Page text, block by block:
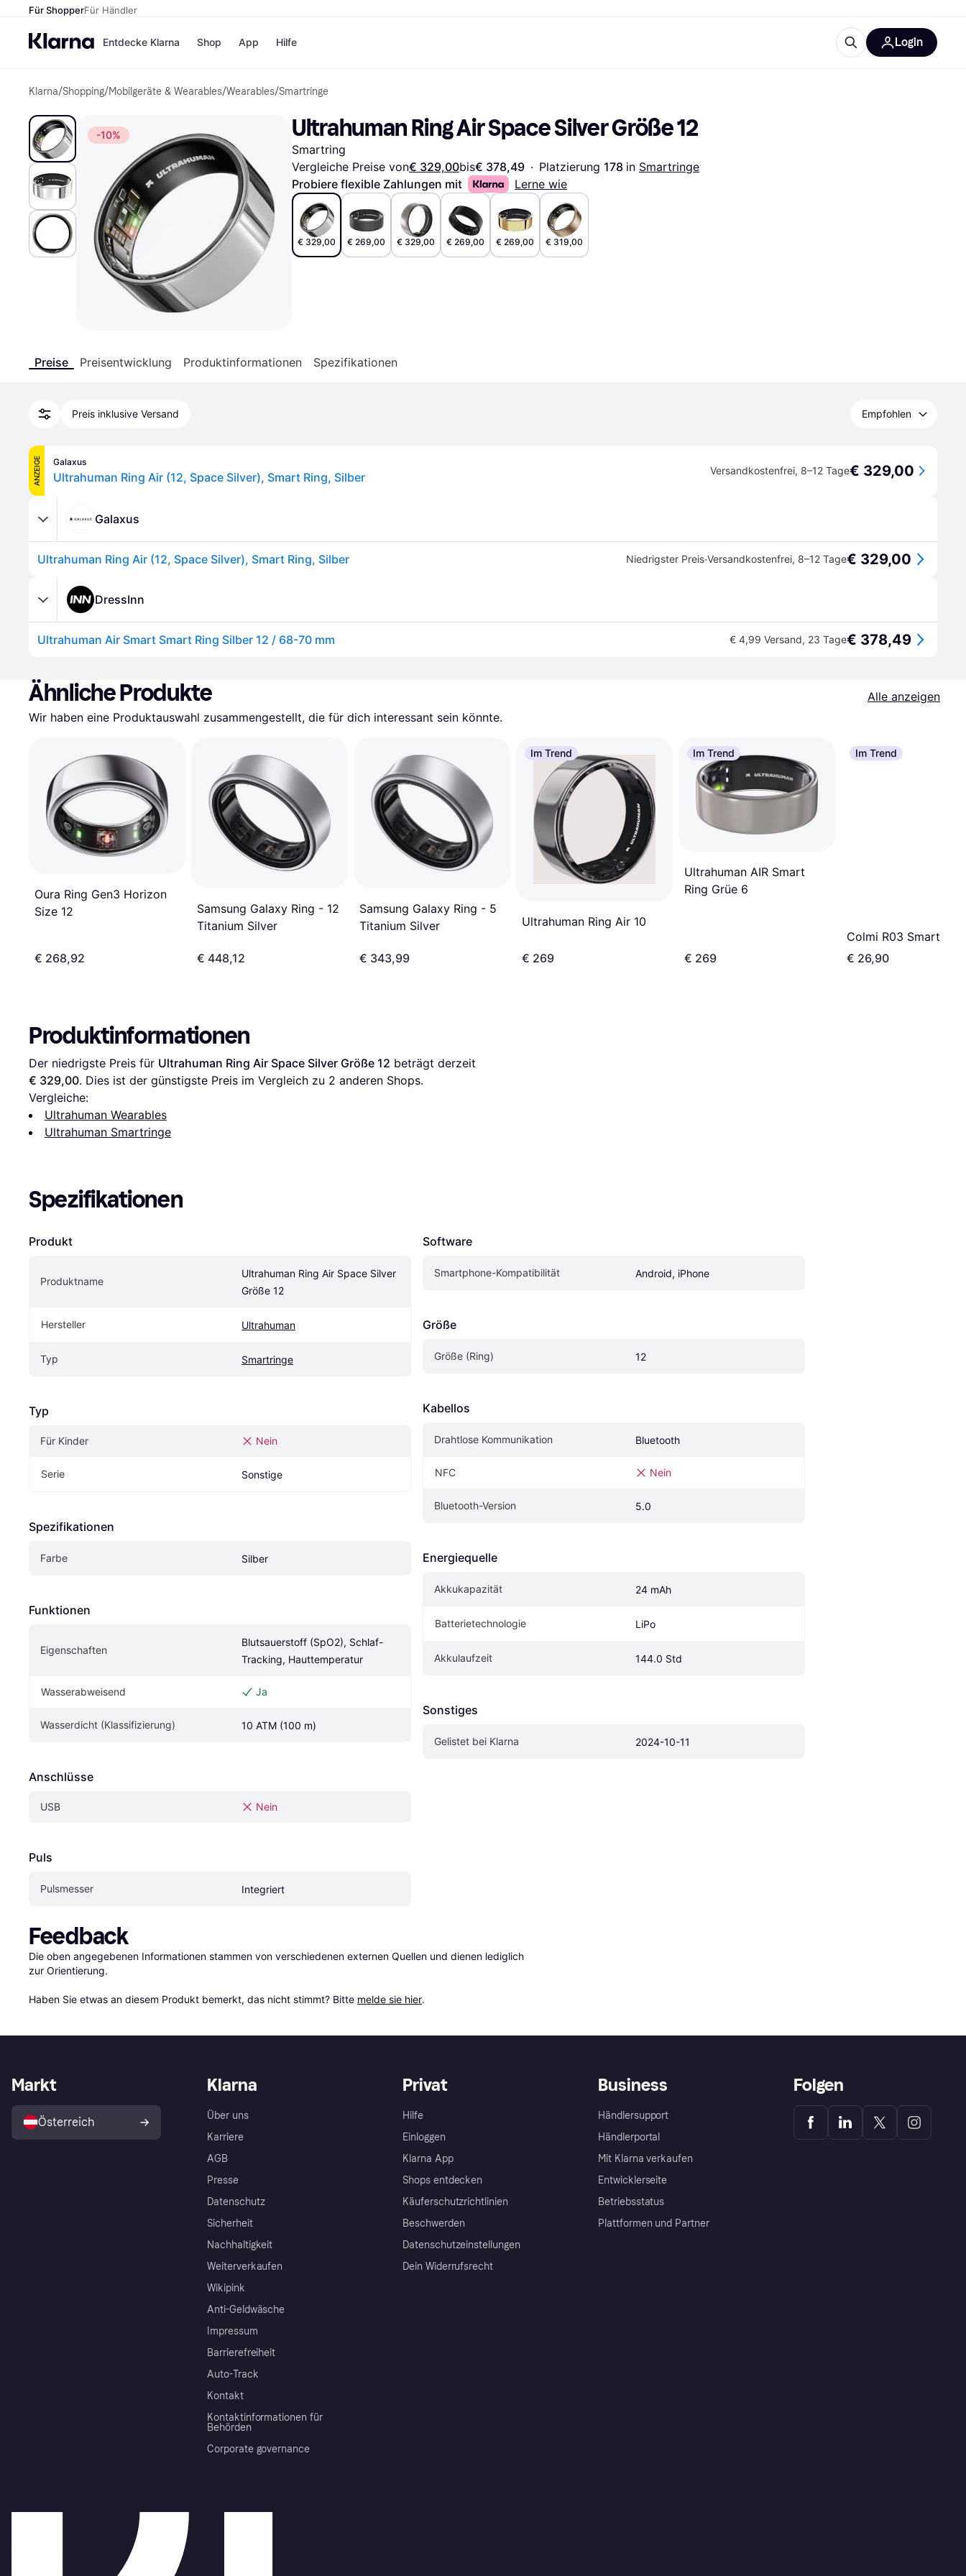
Für ShopperFür Händler
Entdecke Klarna
Zahlungsmethoden
Bezahle in 3
Teilzahlungen
Bezahle in bis zu 30
Tagen
Ratenzahlung
Shopping und Cashback
Shops entdecken
Mitgliedschaft
Klarna GuthabenFlexkonto
Festgeldkonto
Shop
Shops
H&M
Temu
Kaufland.at
Samsung
Alle Shops
Schönheit & Gesundheit
Bekleidung & Accessoires
Spielzeug & Hobbys
Möbel & Haushalt
TV & Audio
Sport & Freizeit
Computer
Renovierung & Bau
Mobilgeräte & Wearables
Kinder & Familie
Garten & Außenbereich
Küchengeräte
Haushaltsgeräte
Bücher, Filme & Musik
App Hilfe Login
Klarna/Shopping/Mobilgeräte & Wearables/Wearables/Smartringe
-10% Ultrahuman Ring Air Space Silver Größe 12
Smartring
Vergleiche Preise von€ 329,00bis€ 378,49 · Platzierung 178 in Smartringe
Probiere flexible Zahlungen mit
Lerne wie
€ 329,00 € 269,00 € 329,00 € 269,00 € 269,00 € 319,00
Preise Preisentwicklung Produktinformationen Spezifikationen
Preis inklusive Versand Empfohlen
ANZEIGE Galaxus
Ultrahuman Ring Air (12, Space Silver), Smart Ring, Silber Versandkostenfrei, 8–12 Tage€ 329,00
Galaxus
Ultrahuman Ring Air (12, Space Silver), Smart Ring, Silber Niedrigster Preis·Versandkostenfrei, 8–12 Tage€ 329,00
DressInn
Ultrahuman Air Smart Smart Ring Silber 12 / 68-70 mm € 4,99 Versand, 23 Tage€ 378,49
Ähnliche Produkte
Alle anzeigen
Wir haben eine Produktauswahl zusammengestellt, die für dich interessant sein könnte.
Oura Ring Gen3 Horizon
Size 12
€ 268,92
Samsung Galaxy Ring - 12
Titanium Silver
€ 448,12
Samsung Galaxy Ring - 5
Titanium Silver
€ 343,99
Im Trend
Ultrahuman Ring Air 10
€ 269
Im Trend
Ultrahuman AIR Smart
Ring Grüe 6
€ 269
Im Trend
Colmi R03 Smart
€ 26,90
Produktinformationen
Der niedrigste Preis für Ultrahuman Ring Air Space Silver Größe 12
€ 329,00. Dies ist der günstigste Preis im Vergleich zu 2 anderen Shops.
Vergleiche:
Ultrahuman Wearables
Ultrahuman Smartringe
Spezifikationen
Produkt
Produktname
Ultrahuman Ring Air Space Silver
Größe 12
Hersteller Ultrahuman
Typ Smartringe
Typ
Für Kinder Nein
Serie Sonstige
Spezifikationen
Farbe Silber
Funktionen
Eigenschaften
Blutsauerstoff (SpO2), Schlaf-
Tracking, Hauttemperatur
Wasserabweisend Ja
Wasserdicht (Klassifizierung) 10 ATM (100 m)
Anschlüsse
USB Nein
Puls
Pulsmesser Integriert
Software
Smartphone-Kompatibilität Android, iPhone
Größe
Größe (Ring) 12
Kabellos
Drahtlose Kommunikation Bluetooth
NFC Nein
Bluetooth-Version 5.0
Energiequelle
Akkukapazität 24 mAh
Batterietechnologie LiPo
Akkulaufzeit 144.0 Std
Sonstiges
Gelistet bei Klarna 2024-10-11
Feedback
Die oben angegebenen Informationen stammen von verschiedenen externen Quellen und dienen lediglich
zur Orientierung.
Haben Sie etwas an diesem Produkt bemerkt, das nicht stimmt? Bitte melde sie hier.
Klarna
Über uns
Karriere
AGB
Presse
Datenschutz
Sicherheit
Nachhaltigkeit
Weiterverkaufen
Wikipink
Anti-Geldwäsche
Impressum
Barrierefreiheit
Auto-Track
Kontakt
Kontaktinformationen für
Behörden
Corporate governance
Privat
Hilfe
Einloggen
Klarna App
Shops entdecken
Käuferschutzrichtlinien
Beschwerden
Datenschutzeinstellungen
Dein Widerrufsrecht
Business
Händlersupport
Händlerportal
Mit Klarna verkaufen
Entwicklerseite
Betriebsstatus
Plattformen und Partner
Markt
Österreich
Folgen